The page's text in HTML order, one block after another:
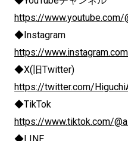
https://www.youtube.com/
◆Instagram
https://
◆X(旧Twitter)
https://twitter.com/
◆TikTok
https://www.tiktok.com/